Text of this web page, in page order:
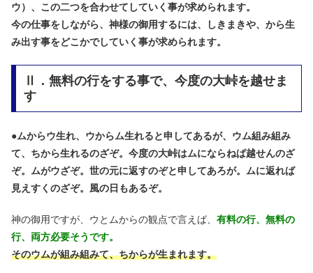
ウ）、この二つを合わせてしていく事が求められます。
今の仕事をしながら、神様の御用するには、しきまきや、から生
み出す事をどこかでしていく事が求められます。
Ⅱ．無料の行をする事で、今度の大峠を越せま
す
●ムからウ生れ、ウからム生れると申してあるが、ウム組み組み
て、ちから生れるのざぞ。今度の大峠はムにならねば越せんのざ
ぞ。ムがウざぞ。世の元に返すのぞと申してあろが。ムに返れば
見えすくのざぞ。風の日もあるぞ。
神の御用ですが、ウとムからの観点で言えば、 有料の行、無料の
行、両方必要そうです。
そのウムが組み組みて、ちからが生まれます。